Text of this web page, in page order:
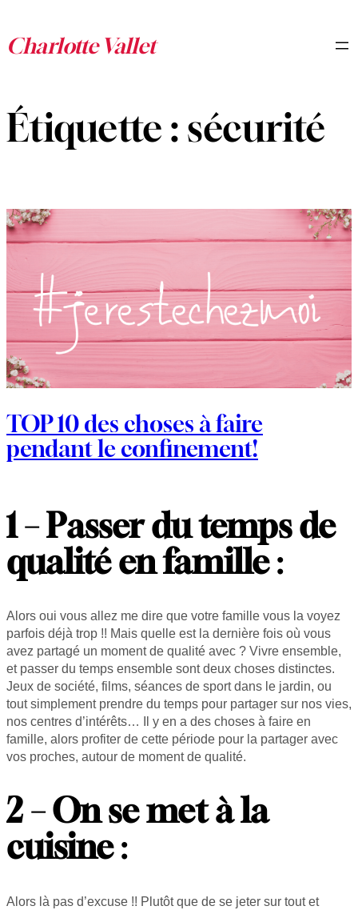
contenu
Étiquette : sécurité
TOP 10 des choses à faire
pendant le confinement!
1 – Passer du temps de
qualité en famille:
Alors oui vous allez me dire que votre famille vous la voyez
parfois déjà trop !! Mais quelle est la dernière fois où vous
avez partagé un moment de qualité avec ? Vivre ensemble,
et passer du temps ensemble sont deux choses distinctes.
Jeux de société, films, séances de sport dans le jardin, ou
tout simplement prendre du temps pour partager sur nos vies,
nos centres d’intérêts… Il y en a des choses à faire en
famille, alors profiter de cette période pour la partager avec
vos proches, autour de moment de qualité.
2 – On se met à la
cuisine:
Alors là pas d’excuse !! Plutôt que de se jeter sur tout et